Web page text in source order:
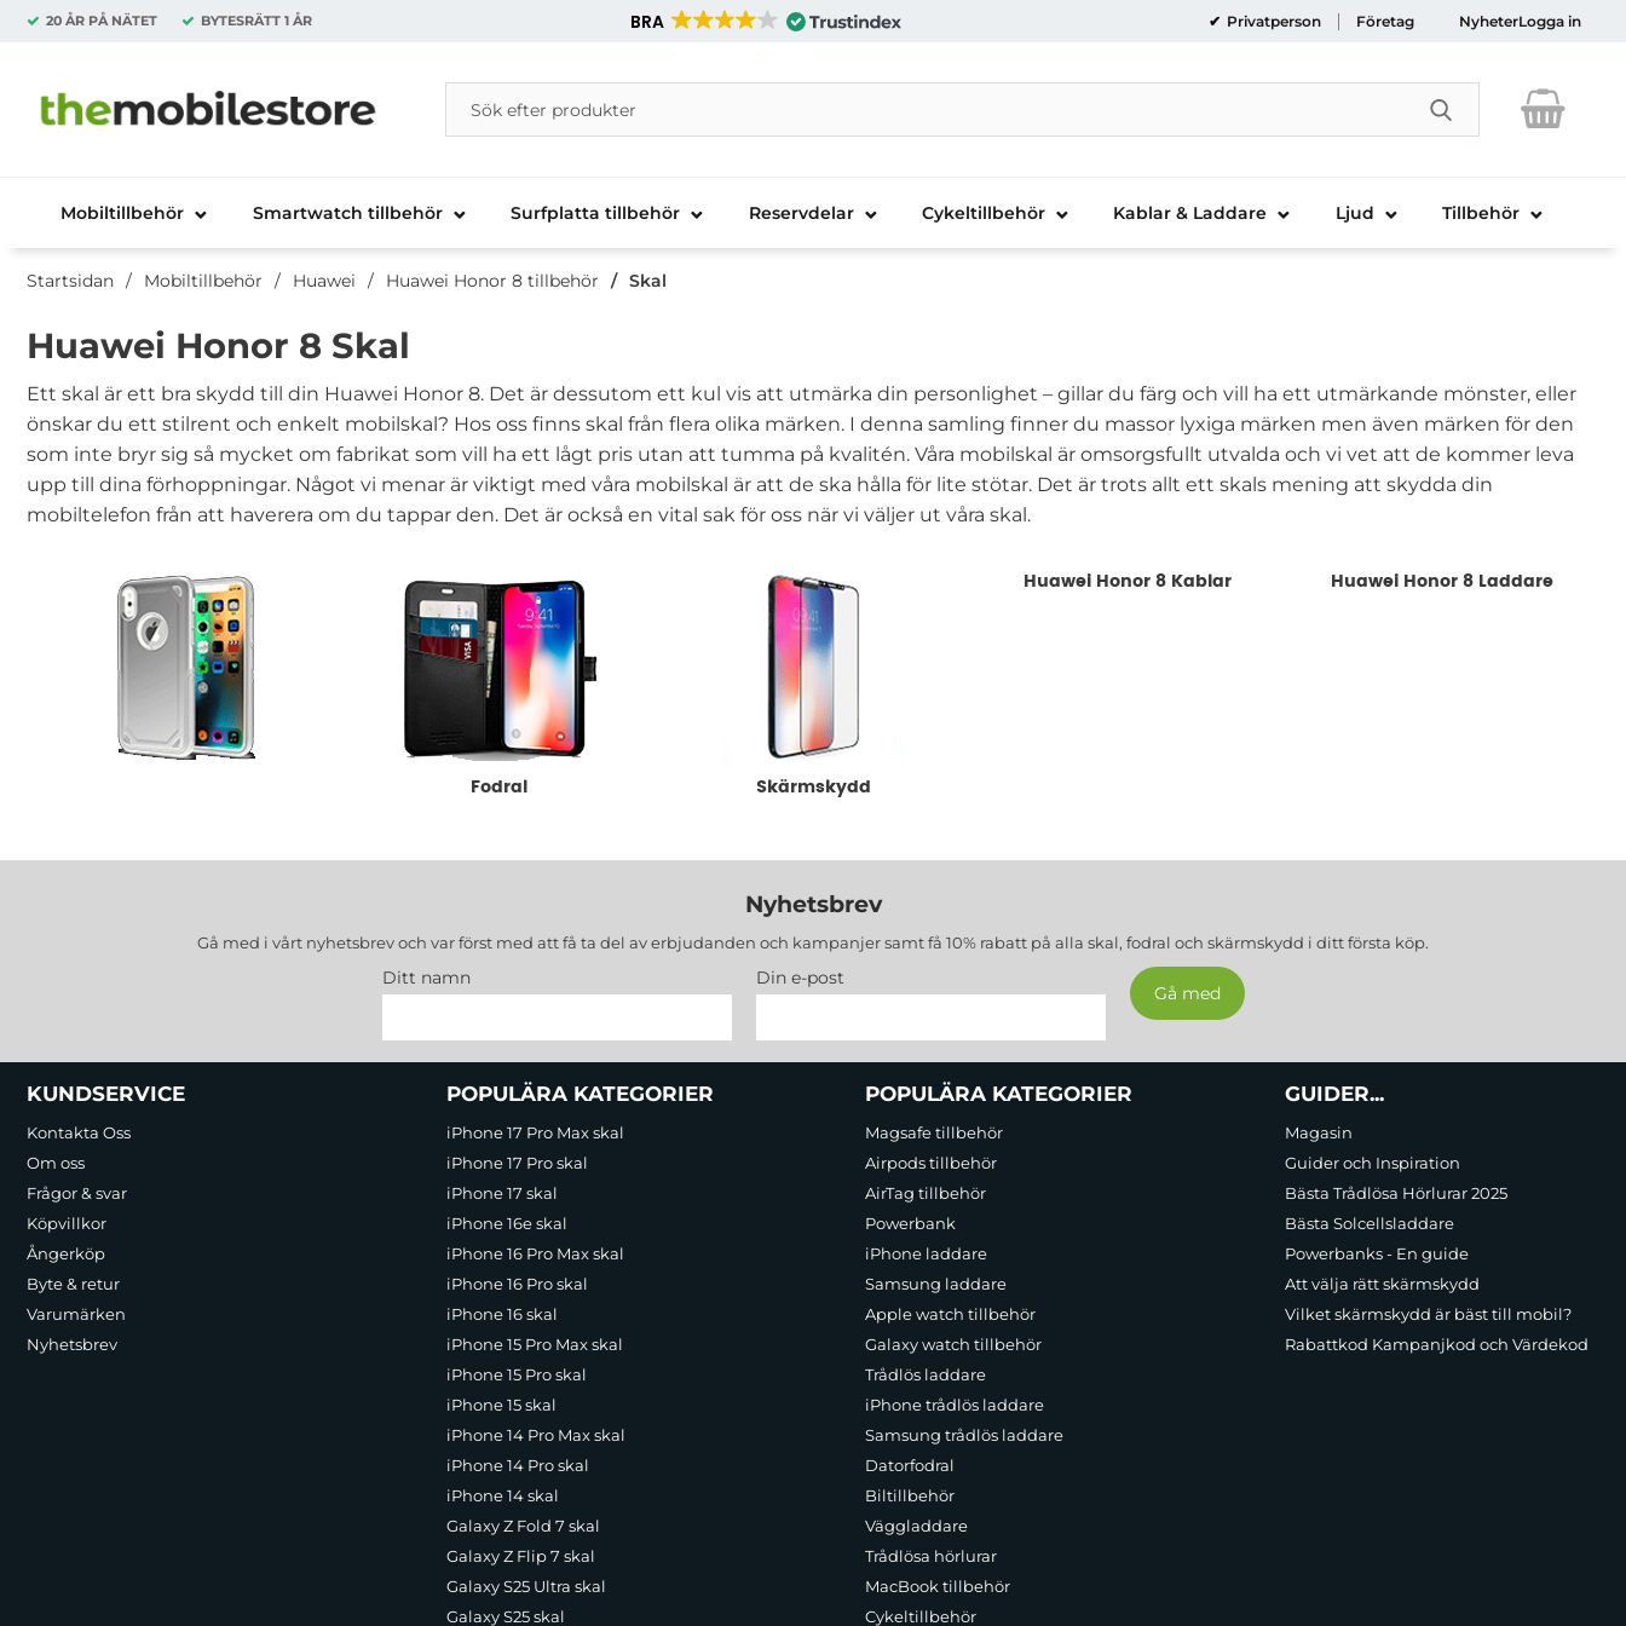
20 ÅR PÅ NÄTET BYTESRÄTT 1 ÅR BRA Privatperson Företag NyheterLogga in
Startsidan för Danira Telecom AB
Sök
Sök på Danira Telecom AB
Genomför
Mobiltillbehör Smartwatch tillbehör Surfplatta tillbehör Reservdelar Cykeltillbehör Kablar & Laddare Ljud Tillbehör
Startsidan Mobiltillbehör Huawei Huawei Honor 8 tillbehör Skal
Huawei Honor 8 Skal
Ett skal är ett bra skydd till din Huawei Honor 8. Det är dessutom ett kul vis att utmärka din personlighet – gillar du färg och vill ha ett utmärkande mönster, eller
önskar du ett stilrent och enkelt mobilskal? Hos oss finns skal från flera olika märken. I denna samling finner du massor lyxiga märken men även märken för den
som inte bryr sig så mycket om fabrikat som vill ha ett lågt pris utan att tumma på kvalitén. Våra mobilskal är omsorgsfullt utvalda och vi vet att de kommer leva
upp till dina förhoppningar. Något vi menar är viktigt med våra mobilskal är att de ska hålla för lite stötar. Det är trots allt ett skals mening att skydda din
mobiltelefon från att haverera om du tappar den. Det är också en vital sak för oss när vi väljer ut våra skal.
Fodral Skärmskydd
Huawei Honor 8 Kablar Huawei Honor 8 Laddare
Nyhetsbrev
Gå med i vårt nyhetsbrev och var först med att få ta del av erbjudanden och kampanjer samt få 10% rabatt på alla skal, fodral och skärmskydd i ditt första köp.
Ditt namn Din e-post
Sidfot Blandad info och länkar
KUNDSERVICE
Kontakta Oss
Om oss
Frågor & svar
Köpvillkor
Ångerköp
Byte & retur
Varumärken
Nyhetsbrev
POPULÄRA KATEGORIER
iPhone 17 Pro Max skal
iPhone 17 Pro skal
iPhone 17 skal
iPhone 16e skal
iPhone 16 Pro Max skal
iPhone 16 Pro skal
iPhone 16 skal
iPhone 15 Pro Max skal
iPhone 15 Pro skal
iPhone 15 skal
iPhone 14 Pro Max skal
iPhone 14 Pro skal
iPhone 14 skal
Galaxy Z Fold 7 skal
Galaxy Z Flip 7 skal
Galaxy S25 Ultra skal
Galaxy S25 skal
POPULÄRA KATEGORIER
Magsafe tillbehör
Airpods tillbehör
AirTag tillbehör
Powerbank
iPhone laddare
Samsung laddare
Apple watch tillbehör
Galaxy watch tillbehör
Trådlös laddare
iPhone trådlös laddare
Samsung trådlös laddare
Datorfodral
Biltillbehör
Väggladdare
Trådlösa hörlurar
MacBook tillbehör
Cykeltillbehör
GUIDER...
Magasin
Guider och Inspiration
Bästa Trådlösa Hörlurar 2025
Bästa Solcellsladdare
Powerbanks - En guide
Att välja rätt skärmskydd
Vilket skärmskydd är bäst till mobil?
Rabattkod Kampanjkod och Värdekod